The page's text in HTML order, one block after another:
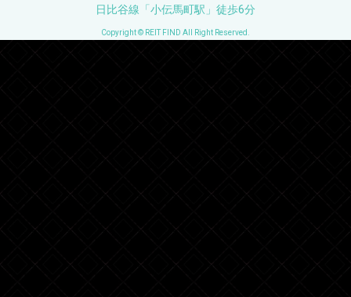
日比谷線「小伝馬町駅」徒歩6分
Copyright © REIT FIND All Right Reserved.